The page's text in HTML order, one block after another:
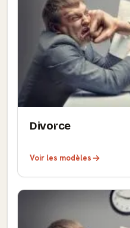
Divorce
Voir les modèles